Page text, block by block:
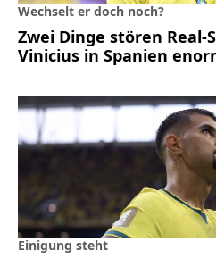
Wechselt er doch noch?
Zwei Dinge stören Real-
Vinicius in Spanien
Einigung steht